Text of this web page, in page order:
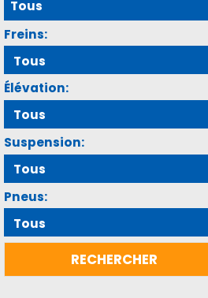
Freins:
Élévation:
Suspension:
Pneus: